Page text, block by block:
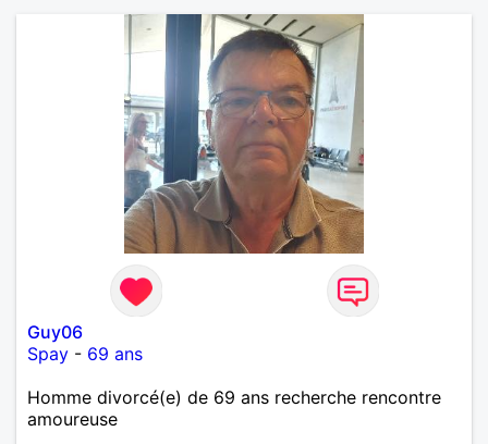
Guy06
Spay - 69 ans
Homme divorcé(e) de 69 ans recherche rencontre
amoureuse